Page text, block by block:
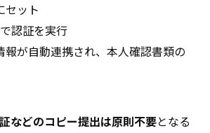
セット
認証を実行
報が自動連携され、本人確認書類の
などのコピー提出は原則不要となる